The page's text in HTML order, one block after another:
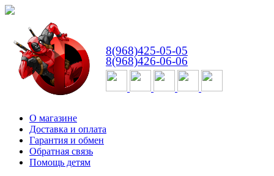
8(968)425-05-05
8(968)426-06-06
О магазине
Доставка и оплата
Гарантия и обмен
Обратная связь
Помощь детям